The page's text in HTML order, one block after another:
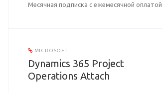
Месячная подписка с ежемесячной оплатой
MICROSOFT
Dynamics 365 Project
Operations Attach